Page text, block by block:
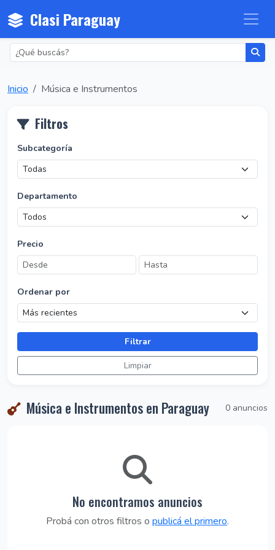
Clasi Paraguay
Inicio Música e Instrumentos
Filtros
Subcategoría
Departamento
Precio
Ordenar por
Filtrar
Limpiar
Música e Instrumentos en Paraguay 0 anuncios
No encontramos anuncios
Probá con otros filtros o publicá el primero.